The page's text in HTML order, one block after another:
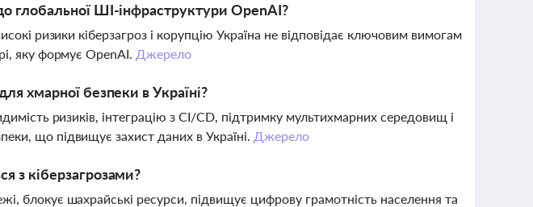
глобальної ШІ-інфраструктури OpenAI?
ризики кіберзагроз і корупцію Україна не відповідає ключовим вимогам
яку формує OpenAI. Джерело
хмарної безпеки в Україні?
ризиків, інтеграцію з CI/CD, підтримку мультихмарних середовищ і
що підвищує захист даних в Україні. Джерело
з кіберзагрозами?
блокує шахрайські ресурси, підвищує цифрову грамотність населення та